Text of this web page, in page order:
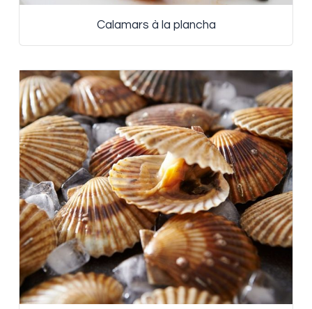
Calamars à la plancha